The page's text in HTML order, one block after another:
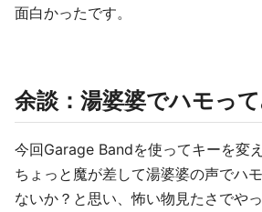
面白かったです。
余談：湯婆婆でハモっ
今回Garage Bandを使ってキーを変
ちょっと魔が差して湯婆婆の声でハ
ないか？と思い、怖い物見たさでやっ